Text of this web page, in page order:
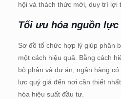
hội và thách thức mới, duy trì lợi
Tối ưu hóa nguồn lực
Sơ đồ tổ chức hợp lý giúp phân
một cách hiệu quả. Bằng cách
bộ phận và dự án, ngân hàng
lực quý giá đến nơi cần thiết
hóa hiệu suất đầu tư.